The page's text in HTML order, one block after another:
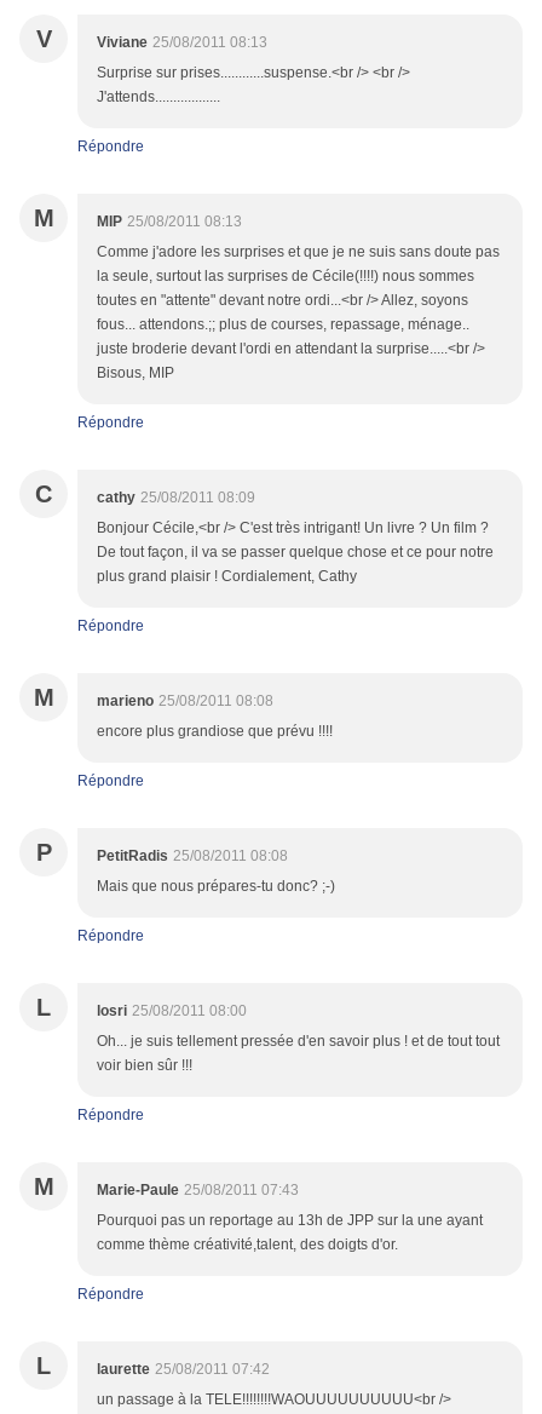
V Viviane 25/08/2011 08:13
Surprise sur prises............suspense.<br /> <br />
J'attends..................
Répondre
M MIP 25/08/2011 08:13
Comme j'adore les surprises et que je ne suis sans doute pas
la seule, surtout las surprises de Cécile(!!!!) nous sommes
toutes en "attente" devant notre ordi...<br /> Allez, soyons
fous... attendons.;; plus de courses, repassage, ménage..
juste broderie devant l'ordi en attendant la surprise.....<br />
Bisous, MIP
Répondre
C cathy 25/08/2011 08:09
Bonjour Cécile,<br /> C'est très intrigant! Un livre ? Un film ?
De tout façon, il va se passer quelque chose et ce pour notre
plus grand plaisir ! Cordialement, Cathy
Répondre
M marieno 25/08/2011 08:08
encore plus grandiose que prévu !!!!
Répondre
P PetitRadis 25/08/2011 08:08
Mais que nous prépares-tu donc? ;-)
Répondre
L losri 25/08/2011 08:00
Oh... je suis tellement pressée d'en savoir plus ! et de tout tout
voir bien sûr !!!
Répondre
M Marie-Paule 25/08/2011 07:43
Pourquoi pas un reportage au 13h de JPP sur la une ayant
comme thème créativité,talent, des doigts d'or.
Répondre
L laurette 25/08/2011 07:42
un passage à la TELE!!!!!!!!WAOUUUUUUUUUU<br />